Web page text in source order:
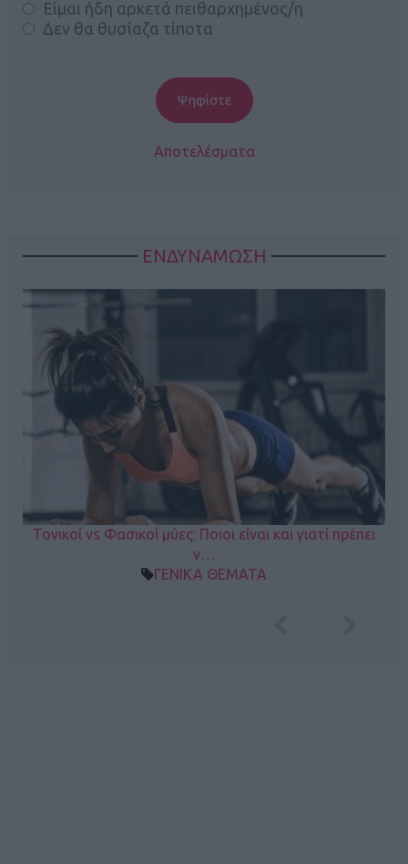
Είμαι ήδη αρκετά πειθαρχημένος/η
Δεν θα θυσίαζα τίποτα
Αποτελέσματα
ΕΝΔΥΝΑΜΩΣΗ
Τονικοί vs Φασικοί μύες: Ποιοι είναι και γιατί πρέπει
ν…
ΓΕΝΙΚΑ ΘΕΜΑΤΑ